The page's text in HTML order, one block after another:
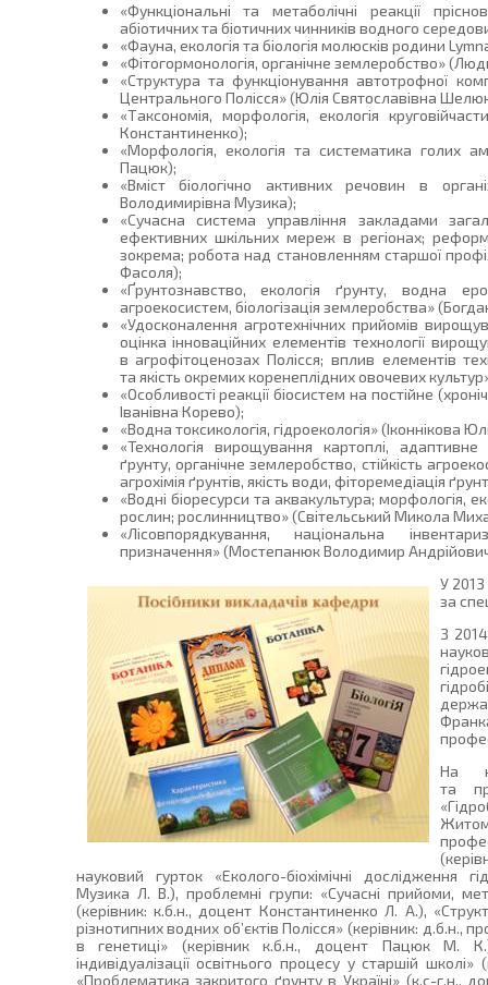
«Функціональні та метаболічні реакції
абіотичних та біотичних чинників водного
«Фауна, екологія та біологія молюсків родини
«Фітогормонологія, органічне землеробство»
«Структура та функціонування автотрофної
Центрального Полісся» (Юлія Святославівна
«Таксономія, морфологія, екологія
Константиненко);
«Морфологія, екологія та систематика голих
Пацюк);
«Вміст біологічно активних речовин в
Володимирівна Музика);
«Сучасна система управління закладами
ефективних шкільних мереж в регіонах;
зокрема; робота над становленням старшої
Фасоля);
«Ґрунтознавство, екологія ґрунту, водна
агроекосистем, біологізація землеробства»
«Удосконалення агротехнічних прийомів
оцінка інноваційних елементів технології
в агрофітоценозах Полісся; вплив елементів
та якість окремих коренеплідних овочевих
«Особливості реакції біосистем на постійне
Іванівна Корево);
«Водна токсикологія, гідроекологія» (Іконнікова
«Технологія вирощування картоплі,
ґрунту, органічне землеробство, стійкість
агрохімія ґрунтів, якість води, фіторемедіація
«Водні біоресурси та аквакультура; морфологія,
рослин; рослинництво» (Світельський Микола
«Лісовпорядкування, національна
призначення» (Мостепанюк Володимир
У
за
З
На
та
науковий гурток «Еколого-біохімічні дослідження
Музика Л. В.), проблемні групи: «Сучасні прийоми,
(керівник: к.б.н., доцент Константиненко Л. А.),
різнотипних водних об’єктів Полісся» (керівник:
в генетиці» (керівник к.б.н., доцент Пацюк М.
індивідуалізації освітнього процесу у старшій
«Проблематика закритого ґрунту в Україні» (к.с-г.н.,